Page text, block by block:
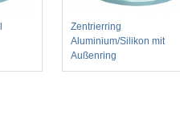
Zentrierring
Aluminium/Silikon mit
Außenring